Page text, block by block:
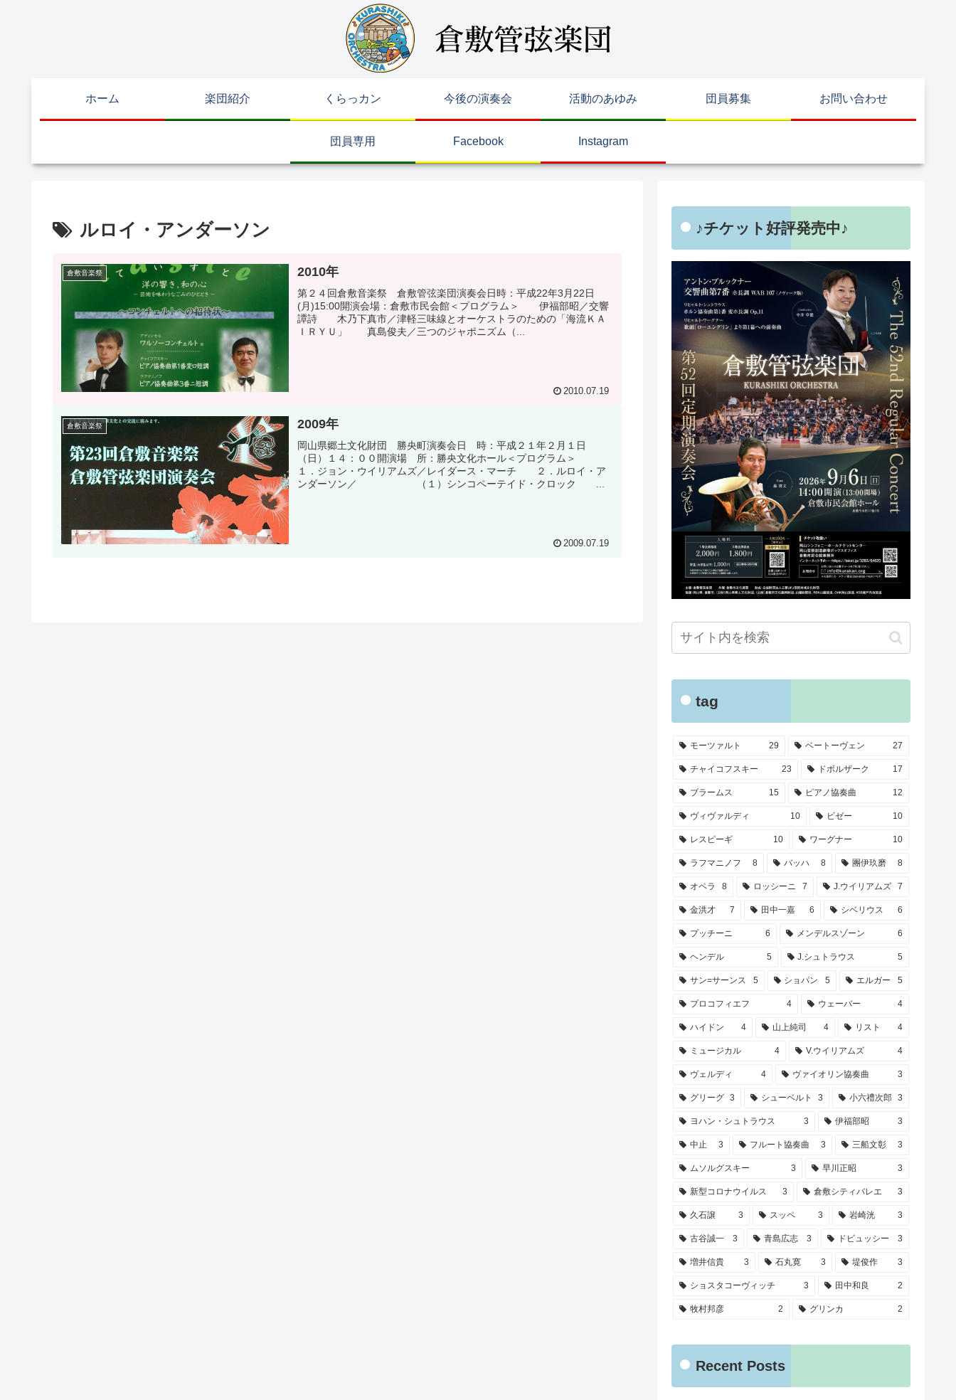
ホーム 楽団紹介 くらっカン 今後の演奏会 活動のあゆみ 団員募集 お問い合わせ
団員専用 Facebook Instagram
ルロイ・アンダーソン
倉敷音楽祭 2010年
第２４回倉敷音楽祭 倉敷管弦楽団演奏会日時：平成22年3月22日
(月)15:00開演会場：倉敷市民会館＜プログラム＞ 伊福部昭／交響
譚詩 木乃下真市／津軽三味線とオーケストラのための「海流ＫＡ
ＩＲＹＵ」 真島俊夫／三つのジャポニズム（...
2010.07.19
倉敷音楽祭 2009年
岡山県郷土文化財団 勝央町演奏会日 時：平成２１年２月１日
（日）１４：００開演場 所：勝央文化ホール＜プログラム＞
１．ジョン・ウイリアムズ／レイダース・マーチ ２．ルロイ・ア
ンダーソン／ （１）シンコペーテイド・クロック ...
2009.07.19
♪チケット好評発売中♪
tag
モーツァルト 29 ベートーヴェン 27
チャイコフスキー 23 ドボルザーク 17
ブラームス 15 ピアノ協奏曲 12
ヴィヴァルディ 10 ビゼー 10
レスピーギ 10 ワーグナー 10
ラフマニノフ 8 バッハ 8 團伊玖磨 8
オペラ 8 ロッシーニ 7 J.ウイリアムズ 7
金洪才 7 田中一嘉 6 シベリウス 6
プッチーニ 6 メンデルスゾーン 6
ヘンデル 5 J.シュトラウス 5
サン=サーンス 5 ショパン 5 エルガー 5
プロコフィエフ 4 ウェーバー 4
ハイドン 4 山上純司 4 リスト 4
ミュージカル 4 V.ウイリアムズ 4
ヴェルディ 4 ヴァイオリン協奏曲 3
グリーグ 3 シューベルト 3 小六禮次郎 3
ヨハン・シュトラウス 3 伊福部昭 3
中止 3 フルート協奏曲 3 三船文彰 3
ムソルグスキー 3 早川正昭 3
新型コロナウイルス 3 倉敷シティバレエ 3
久石譲 3 スッペ 3 岩崎洸 3
古谷誠一 3 青島広志 3 ドビュッシー 3
増井信貴 3 石丸寛 3 堤俊作 3
ショスタコーヴィッチ 3 田中和良 2
牧村邦彦 2 グリンカ 2
Recent Posts